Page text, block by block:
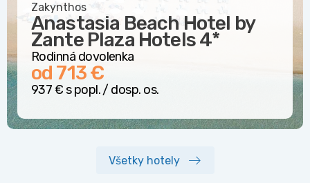
Zakynthos
Anastasia Beach Hotel by
Zante Plaza Hotels4*
Rodinná dovolenka
od 713 €
937 € s popl. / dosp. os.
Všetky hotely